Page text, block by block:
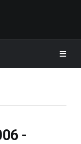
Toggle
-